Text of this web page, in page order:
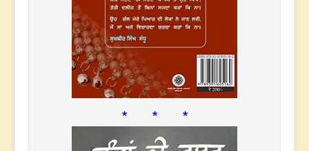
* * *